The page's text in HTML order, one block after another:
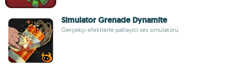
Simulator Grenade Dynamite
Gerçekçi efektlerle patlayıcı ses simülatörü